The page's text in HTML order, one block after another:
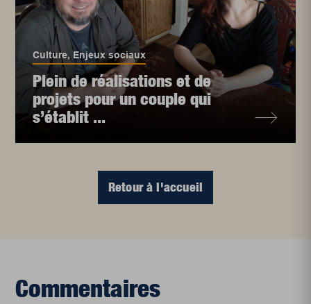
Culture,Enjeux sociaux
Plein de réalisations et de
projets pour un couple qui
s’établit ...
Retour à l'accueil
Commentaires